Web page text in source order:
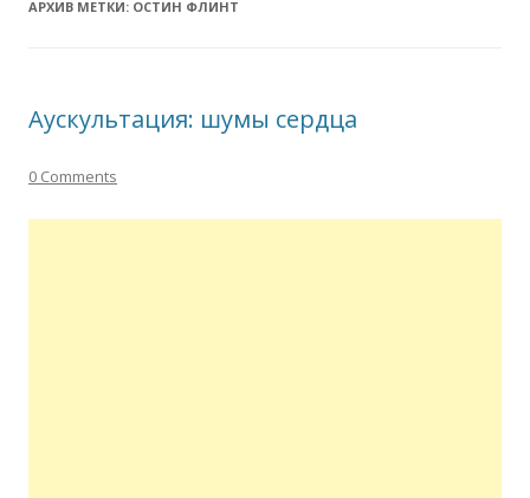
АРХИВ МЕТКИ: ОСТИН ФЛИНТ
Аускультация: шумы сердца
0 Comments